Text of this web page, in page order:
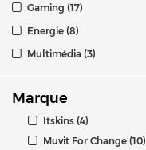
Gaming (17)
Energie (8)
Multimédia (3)
Marque
Itskins (4)
Muvit For Change (10)